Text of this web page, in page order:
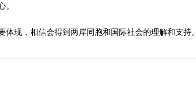
。
现，相信会得到两岸同胞和国际社会的理解和支持。